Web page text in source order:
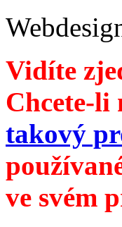
Vidíte
Chcete-
takový
ve svém